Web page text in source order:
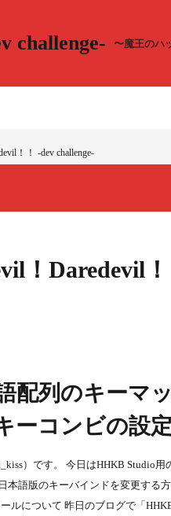
challenge- 〜魔王のハ
！！ -dev challenge-
！Daredevil
配列のキーマ
ーコンビの設定
）です。 今日はHHKB Studio
本語版のキーバインドを変更する
ルについて 昨日のブログで「